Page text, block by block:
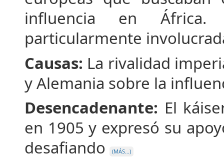
influencia en África.
particularmente
Causas: La rivalidad
y Alemania sobre la
Desencadenante: El
en 1905 y expresó su
desafiando
(MÁS…)